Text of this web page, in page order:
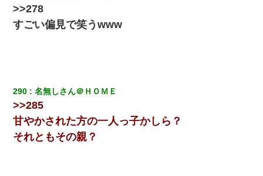
アパートのドアに『ハンザイ者！この人はさいあくの人です』と
見回りで犯人が捕まったが、それが…｜生活｜ヌルポあんてな
朝起きたら嫁がいなかった。俺（嫁も嫁実家も電話に出ない…不
安だ）→ 仕事を早退して帰宅すると、嫁と嫁両親と知らない男が
２人・・・
日航機墜落事故の「ここからは日本語で大丈夫ですよ〜」の絶望
>>278
すごい偏見で笑うwww
290 名無しさん＠ＨＯＭＥ
>>285
甘やかされた方の一人っ子かしら？
それともその親？